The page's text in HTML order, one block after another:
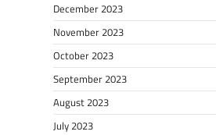
December 2023
November 2023
October 2023
September 2023
August 2023
July 2023